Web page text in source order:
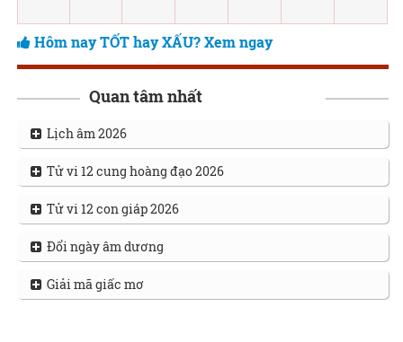
Hôm nay TỐT hay XẤU? Xem ngay
Quan tâm nhất
Lịch âm 2026
Tử vi 12 cung hoàng đạo 2026
Tử vi 12 con giáp 2026
Đổi ngày âm dương
Giải mã giấc mơ